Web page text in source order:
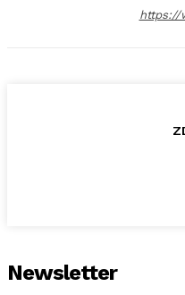
https://
Newsletter